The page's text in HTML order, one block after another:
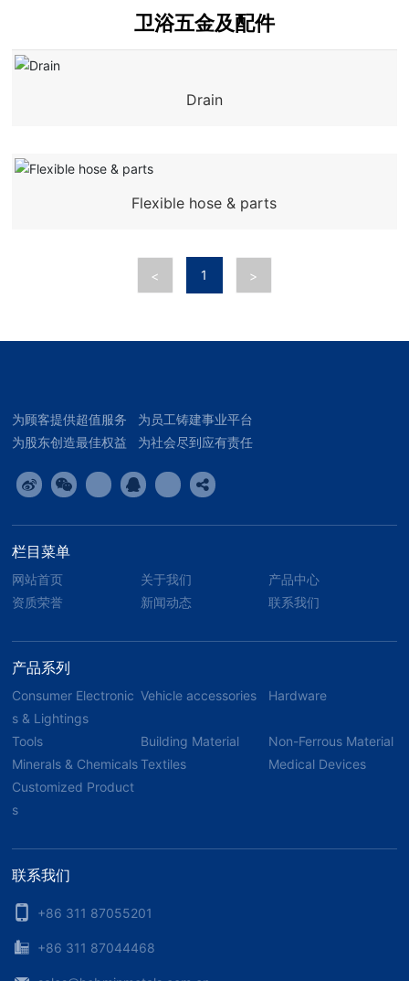
卫浴五金及配件
Drain
Flexible hose & parts
< 1 >
为顾客提供超值服务 为员工铸建事业平台
为股东创造最佳权益 为社会尽到应有责任
栏目菜单
网站首页 关于我们
产品中心
资质荣誉
新闻动态 联系我们
产品系列
Consumer Electronic
s & Lightings
Vehicle accessories Hardware
Tools Building Material
Non-Ferrous Material
Minerals & ChemicalsTextiles
Medical Devices
Customized Product
s
联系我们
+86 311 87055201
+86 311 87044468